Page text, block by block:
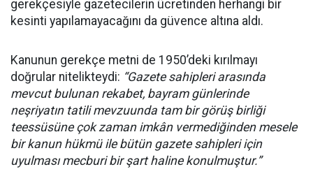
gerekçesiyle gazetecilerin ücretinden herhangi bir
kesinti yapılamayacağını da güvence altına aldı.
Kanunun gerekçe metni de 1950’deki kırılmayı
doğrular nitelikteydi: “Gazete sahipleri arasında
mevcut bulunan rekabet, bayram günlerinde
neşriyatın tatili mevzuunda tam bir görüş birliği
teessüsüne çok zaman imkân vermediğinden mesele
bir kanun hükmü ile bütün gazete sahipleri için
uyulması mecburi bir şart haline konulmuştur.”